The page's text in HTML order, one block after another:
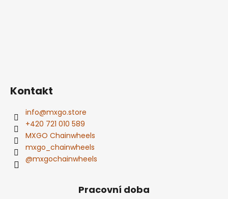
Kontakt
info@mxgo.store
+420 721 010 589
MXGO Chainwheels
mxgo_chainwheels
@mxgochainwheels
Pracovní doba